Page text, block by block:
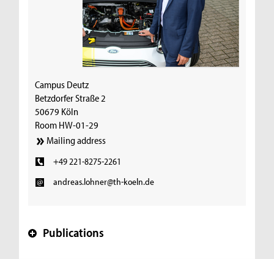
Campus Deutz
Betzdorfer Straße 2
50679 Köln
Room HW-01-29
Mailing address
+49 221-8275-2261
andreas.lohner@th-koeln.de
+ Publications